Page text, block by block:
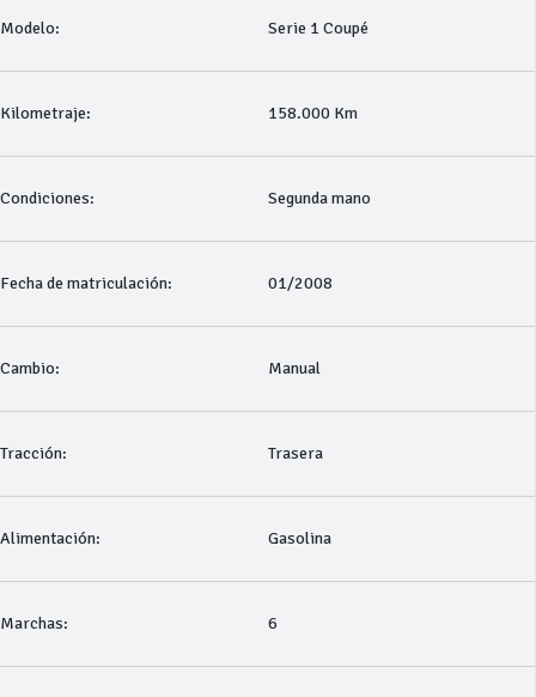
Modelo: Serie 1 Coupé
Kilometraje: 158.000 Km
Condiciones: Segunda mano
Fecha de matriculación: 01/2008
Cambio: Manual
Tracción: Trasera
Alimentación: Gasolina
Marchas: 6